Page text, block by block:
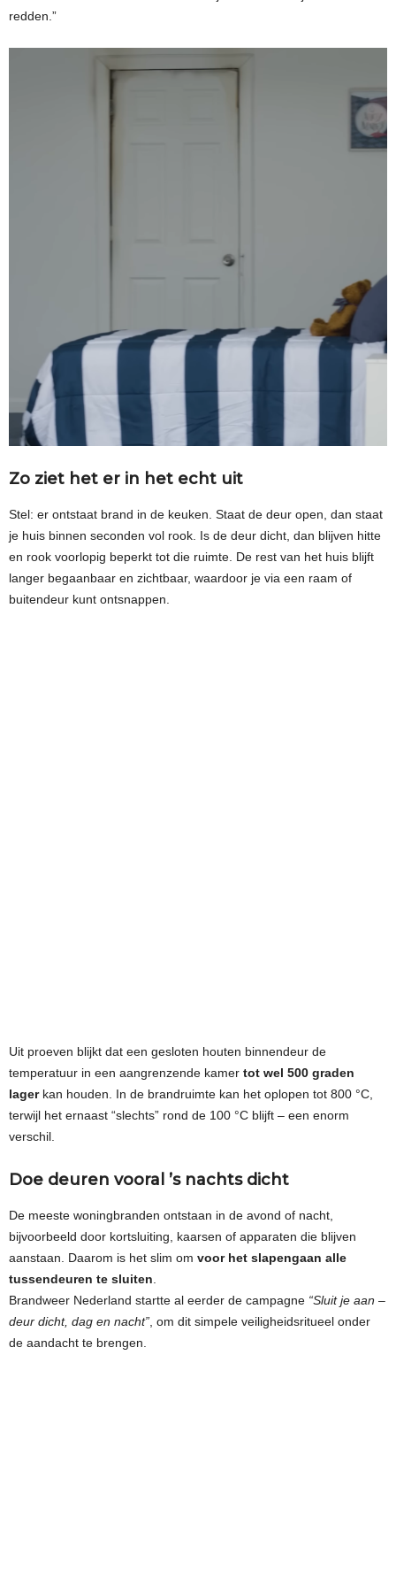
redden.”
Zo ziet het er in het echt uit
Stel: er ontstaat brand in de keuken. Staat de deur open, dan staat
je huis binnen seconden vol rook. Is de deur dicht, dan blijven hitte
en rook voorlopig beperkt tot die ruimte. De rest van het huis blijft
langer begaanbaar en zichtbaar, waardoor je via een raam of
buitendeur kunt ontsnappen.
Uit proeven blijkt dat een gesloten houten binnendeur de
temperatuur in een aangrenzende kamer tot wel 500 graden
lagerkan houden. In de brandruimte kan het oplopen tot 800 °C,
terwijl het ernaast “slechts” rond de 100 °C blijft – een enorm
verschil.
Doe deuren vooral ’s nachts dicht
De meeste woningbranden ontstaan in de avond of nacht,
bijvoorbeeld door kortsluiting, kaarsen of apparaten die blijven
aanstaan. Daarom is het slim om voor het slapengaan alle
tussendeuren te sluiten
Brandweer Nederland startte al eerder de campagne “Sluit je aan –
deur dicht, dag en nacht” , om dit simpele veiligheidsritueel onder
de aandacht te brengen.